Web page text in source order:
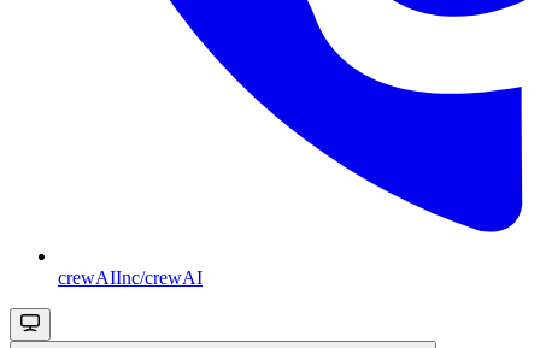
crewAIInc/crewAI